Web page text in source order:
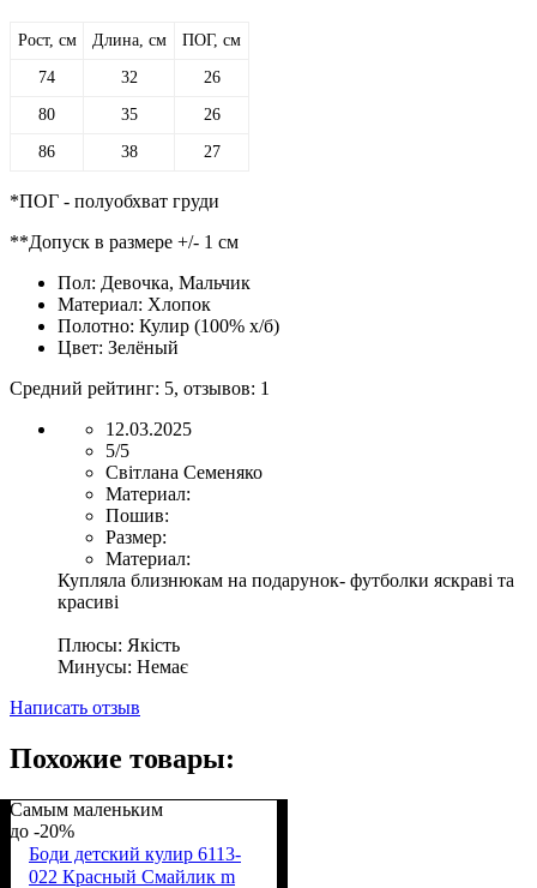
Рост, см Длина, см ПОГ, см
74 32 26
80 35 26
86 38 27
*ПОГ - полуобхват груди
**Допуск в размере +/- 1 см
Пол: Девочка, Мальчик
Материал: Хлопок
Полотно: Кулир (100% х/б)
Цвет: Зелёный
Средний рейтинг: 5, отзывов: 1
12.03.2025
5/5
Світлана Семеняко
Материал:
Пошив:
Размер:
Материал:
Купляла близнюкам на подарунок- футболки яскраві та
красиві
Плюсы: Якість
Минусы: Немає
Написать отзыв
Похожие товары:
Самым маленьким
-20%
Боди детский кулир 6113-
022 Красный Смайлик m